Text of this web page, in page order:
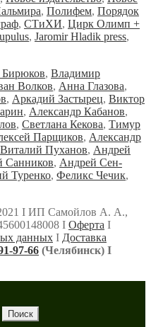
, Полифем, Порядок
, СТиХИ, Цирк Олимп +
, Jaromir Hladik press,
Бирюков, Владимир
Волков, Анна Глазова,
, Аркадий Застырец, Виктор
, Александр Кабанов,
, Светлана Кекова, Тимур
Парщиков, Александр
Виталий Пуханов, Андрей
Санников, Андрей Сен-
Туренко, Феликс Чечик,
Ι ИП Самойлов А. А.,
Ι Оферта Ι
данных Ι Доставка
97-66 (Челябинск) Ι
Поиск